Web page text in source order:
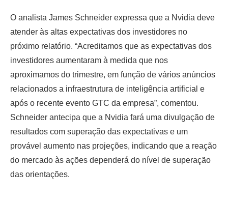
O analista James Schneider expressa que a Nvidia deve
atender às altas expectativas dos investidores no
próximo relatório. “Acreditamos que as expectativas dos
investidores aumentaram à medida que nos
aproximamos do trimestre, em função de vários anúncios
relacionados a infraestrutura de inteligência artificial e
após o recente evento GTC da empresa”, comentou.
Schneider antecipa que a Nvidia fará uma divulgação de
resultados com superação das expectativas e um
provável aumento nas projeções, indicando que a reação
do mercado às ações dependerá do nível de superação
das orientações.